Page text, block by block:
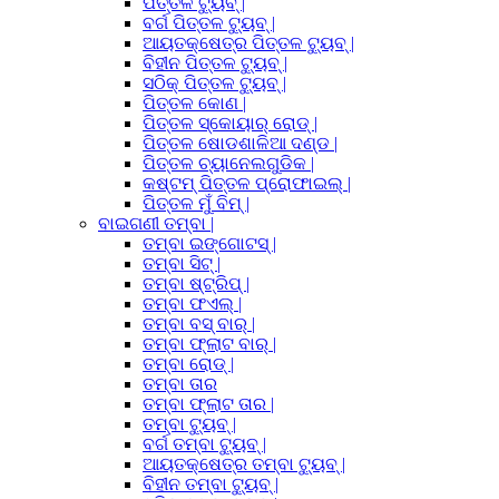
ବର୍ଗ ପିତ୍ତଳ ଟ୍ୟୁବ୍ |
ଆୟତକ୍ଷେତ୍ର ପିତ୍ତଳ ଟ୍ୟୁବ୍ |
ବିହୀନ ପିତ୍ତଳ ଟ୍ୟୁବ୍ |
ସଠିକ୍ ପିତ୍ତଳ ଟ୍ୟୁବ୍ |
ପିତ୍ତଳ କୋଣ |
ପିତ୍ତଳ ସ୍କୋୟାର୍ ରୋଡ୍ |
ପିତ୍ତଳ ଷୋଡଶାଳିଆ ଦଣ୍ଡ |
ପିତ୍ତଳ ଚ୍ୟାନେଲଗୁଡିକ |
କଷ୍ଟମ୍ ପିତ୍ତଳ ପ୍ରୋଫାଇଲ୍ |
ପିତ୍ତଳ ମୁଁ ବିମ୍ |
ବାଇଗଣୀ ତମ୍ବା |
ତମ୍ବା ଇଙ୍ଗୋଟସ୍ |
ତମ୍ବା ସିଟ୍ |
ତମ୍ବା ଷ୍ଟ୍ରିପ୍ |
ତମ୍ବା ଫଏଲ୍ |
ତମ୍ବା ବସ୍ ବାର୍ |
ତମ୍ବା ଫ୍ଲାଟ ବାର୍ |
ତମ୍ବା ରୋଡ୍ |
ତମ୍ବା ତାର
ତମ୍ବା ଫ୍ଲାଟ ତାର |
ତମ୍ବା ଟ୍ୟୁବ୍ |
ବର୍ଗ ତମ୍ବା ଟ୍ୟୁବ୍ |
ଆୟତକ୍ଷେତ୍ର ତମ୍ବା ଟ୍ୟୁବ୍ |
ବିହୀନ ତମ୍ବା ଟ୍ୟୁବ୍ |